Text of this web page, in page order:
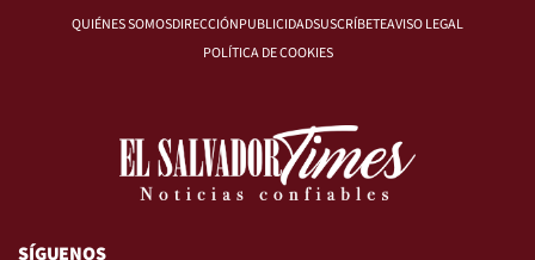
QUIÉNES SOMOSDIRECCIÓNPUBLICIDADSUSCRÍBETEAVISO LEGAL
POLÍTICA DE COOKIES
SÍGUENOS